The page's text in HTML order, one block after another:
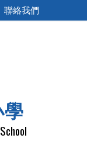
學
聯絡我們